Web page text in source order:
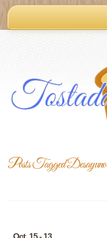
Posts TaggedDesayuno